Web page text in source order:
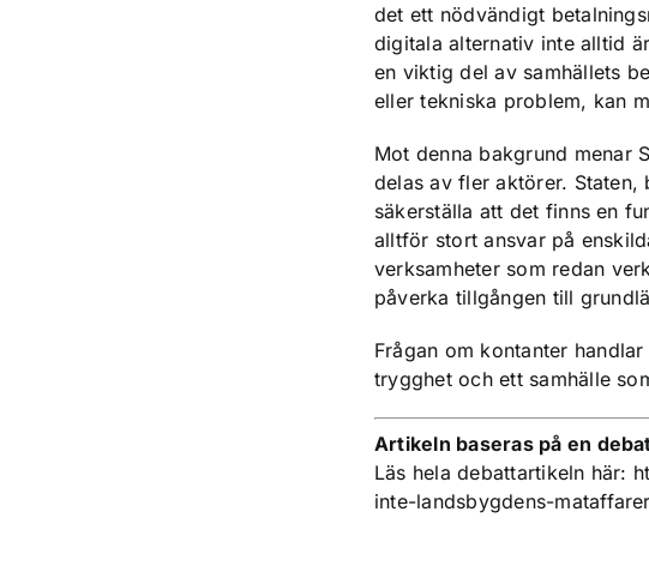
det ett nödvändigt
digitala alternativ inte alltid
en viktig del av samhällets
eller tekniska problem, kan
Mot denna bakgrund menar
delas av fler aktörer. Staten,
säkerställa att det finns en
alltför stort ansvar på
verksamheter som redan
påverka tillgången till
Frågan om kontanter
trygghet och ett samhälle
Artikeln baseras på en
Läs hela debattartikeln här:
inte-landsbygdens-